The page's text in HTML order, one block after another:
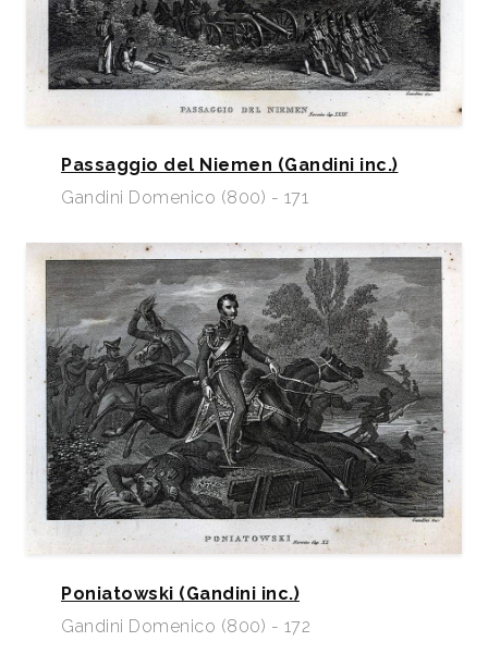
Passaggio del Niemen (Gandini inc.)
Gandini Domenico (800) - 171
Poniatowski (Gandini inc.)
Gandini Domenico (800) - 172